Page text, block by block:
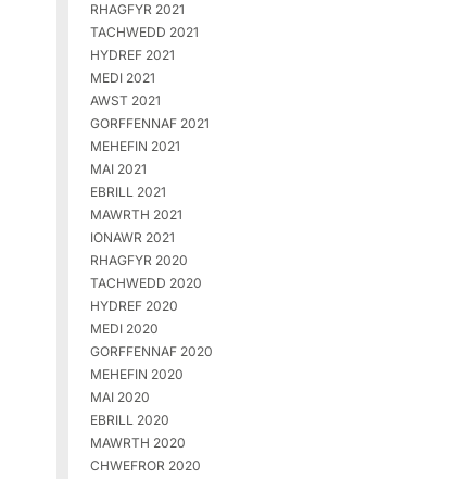
RHAGFYR 2021
TACHWEDD 2021
HYDREF 2021
MEDI 2021
AWST 2021
GORFFENNAF 2021
MEHEFIN 2021
MAI 2021
EBRILL 2021
MAWRTH 2021
IONAWR 2021
RHAGFYR 2020
TACHWEDD 2020
HYDREF 2020
MEDI 2020
GORFFENNAF 2020
MEHEFIN 2020
MAI 2020
EBRILL 2020
MAWRTH 2020
CHWEFROR 2020